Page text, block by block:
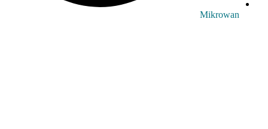
Mikrowan